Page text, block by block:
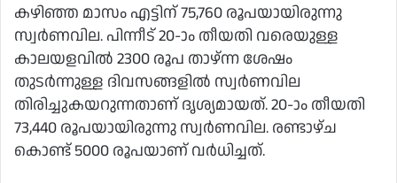
കഴിഞ്ഞ മാസം എട്ടിന് 75,760 രൂപയായിരുന്നു
സ്വര്‍ണവില. പിന്നീട് 20-ാം തീയതി വരെയുള്ള
കാലയളവില്‍ 2300 രൂപ താഴ്ന്ന ശേഷം
തുടര്‍ന്നുള്ള ദിവസങ്ങളില്‍ സ്വര്‍ണവില
തിരിച്ചുകയറുന്നതാണ് ദൃശ്യമായത്. 20-ാം തീയതി
73,440 രൂപയായിരുന്നു സ്വര്‍ണവില. രണ്ടാഴ്ച
കൊണ്ട് 5000 രൂപയാണ് വര്‍ധിച്ചത്.